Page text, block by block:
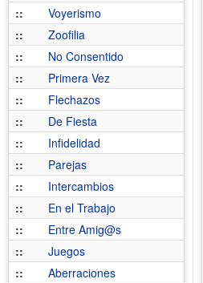
::
Voyerismo
::
Zoofilia
::
No Consentido
::
Primera Vez
::
Flechazos
::
De Fiesta
::
Infidelidad
::
Parejas
::
Intercambios
::
En el Trabajo
::
Entre Amig@s
::
Juegos
::
Aberraciones